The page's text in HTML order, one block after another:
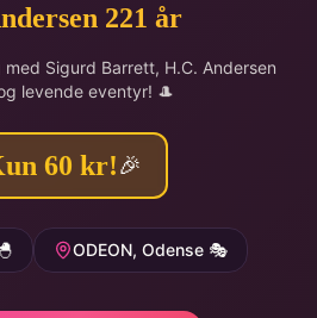
221 år
Sigurd Barrett, H.C. Andersen
levende eventyr! 🎩
60 kr!🎉
ODEON, Odense 🎭